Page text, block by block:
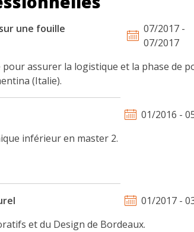
une fouille
07/2017 -
07/2017
pour assurer la logistique et la phase de
(Italie).
01/2016 -
inférieur en master 2.
01/2017 -
et du Design de Bordeaux.